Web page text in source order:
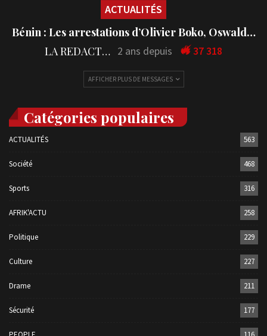
ACTUALITÉS
Bénin : Les arrestations d’Olivier Boko, Oswald…
LA REDACTION 2 ans depuis 37 318
AFFICHER PLUS DE MESSAGES
Catégories populaires
ACTUALITÉS 563
Société 468
Sports 316
AFRIK'ACTU 258
Politique 229
Culture 227
Drame 211
Sécurité 177